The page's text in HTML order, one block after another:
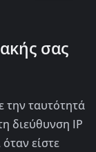
σας
την ταυτότητά
διεύθυνση IP
είστε